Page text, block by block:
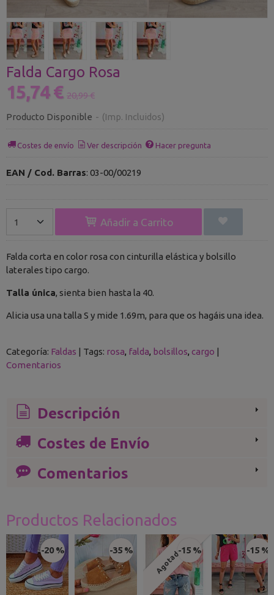
Falda Cargo Rosa
15,74 € 20,99 €
Producto Disponible - (Imp. Incluidos)
Costes de envío Ver descripción Hacer pregunta
EAN / Cod. Barras: 03-00/00219
Añadir a Carrito
Falda corta en color rosa con cinturilla elástica y bolsillo
laterales tipo cargo.
Talla única, sienta bien hasta la 40.
Alicia usa una talla S y mide 1.69m, para que os hagáis una idea.
Categoría: Faldas | Tags: rosa falda bolsillos cargo |
Comentarios
Descripción
Costes de Envío
Comentarios
Productos Relacionados
-20 % -35 % Agotado-15 % -15 %